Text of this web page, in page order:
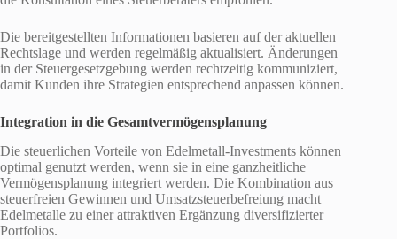
Die bereitgestellten Informationen basieren auf der aktuellen
Rechtslage und werden regelmäßig aktualisiert. Änderungen
in der Steuergesetzgebung werden rechtzeitig kommuniziert,
damit Kunden ihre Strategien entsprechend anpassen können.
Integration in die Gesamtvermögensplanung
Die steuerlichen Vorteile von Edelmetall-Investments können
optimal genutzt werden, wenn sie in eine ganzheitliche
Vermögensplanung integriert werden. Die Kombination aus
steuerfreien Gewinnen und Umsatzsteuerbefreiung macht
Edelmetalle zu einer attraktiven Ergänzung diversifizierter
Portfolios.